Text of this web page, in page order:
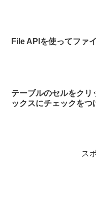
File APIを使ってファ
テーブルのセルをクリ
ックスにチェックをつ
ス